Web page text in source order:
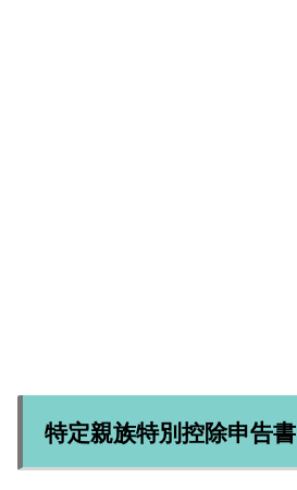
特定親族特別控除申告書